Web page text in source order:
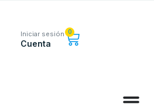
Iniciar sesión
Cuenta
0